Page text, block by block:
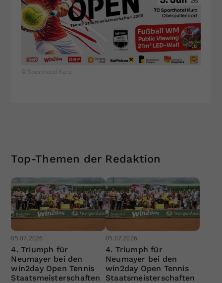
© Sporthotel Kurz
Top-Themen der Redaktion
05.07.2026
4. Triumph für
Neumayer bei den
win2day Open Tennis
Staatsmeisterschaften
05.07.2026
4. Triumph für
Neumayer bei den
win2day Open Tennis
Staatsmeisterschaften